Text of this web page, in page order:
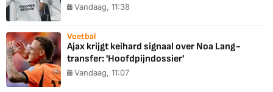
Vandaag, 11:38
Voetbal
Ajax krijgt keihard signaal over Noa Lang-
transfer: 'Hoofdpijndossier'
Vandaag, 11:07